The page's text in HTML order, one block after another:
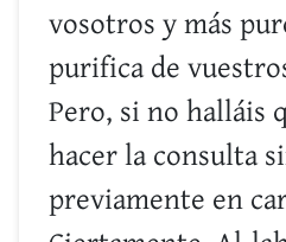
vosotros y más
purifica de
Pero, si no halláis
hacer la consulta
previamente en